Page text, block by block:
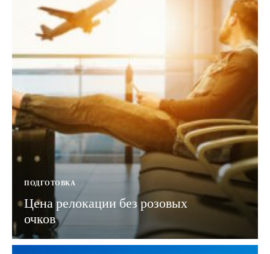
ПОДГОТОВКА
Цена релокации без розовых
очков